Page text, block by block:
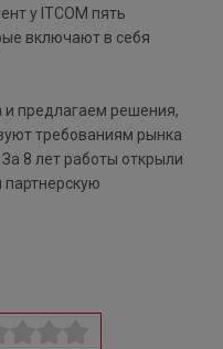
у ITCOM пять
включают в себя
предлагаем решения,
требованиям рынка
8 лет работы открыли
партнерскую